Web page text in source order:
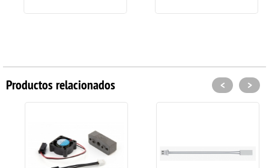
Productos relacionados < >